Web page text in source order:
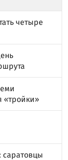
четыре
«тройки»
саратовцы